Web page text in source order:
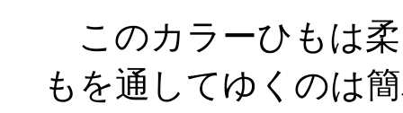
このカラーひもは
もを通してゆくのは